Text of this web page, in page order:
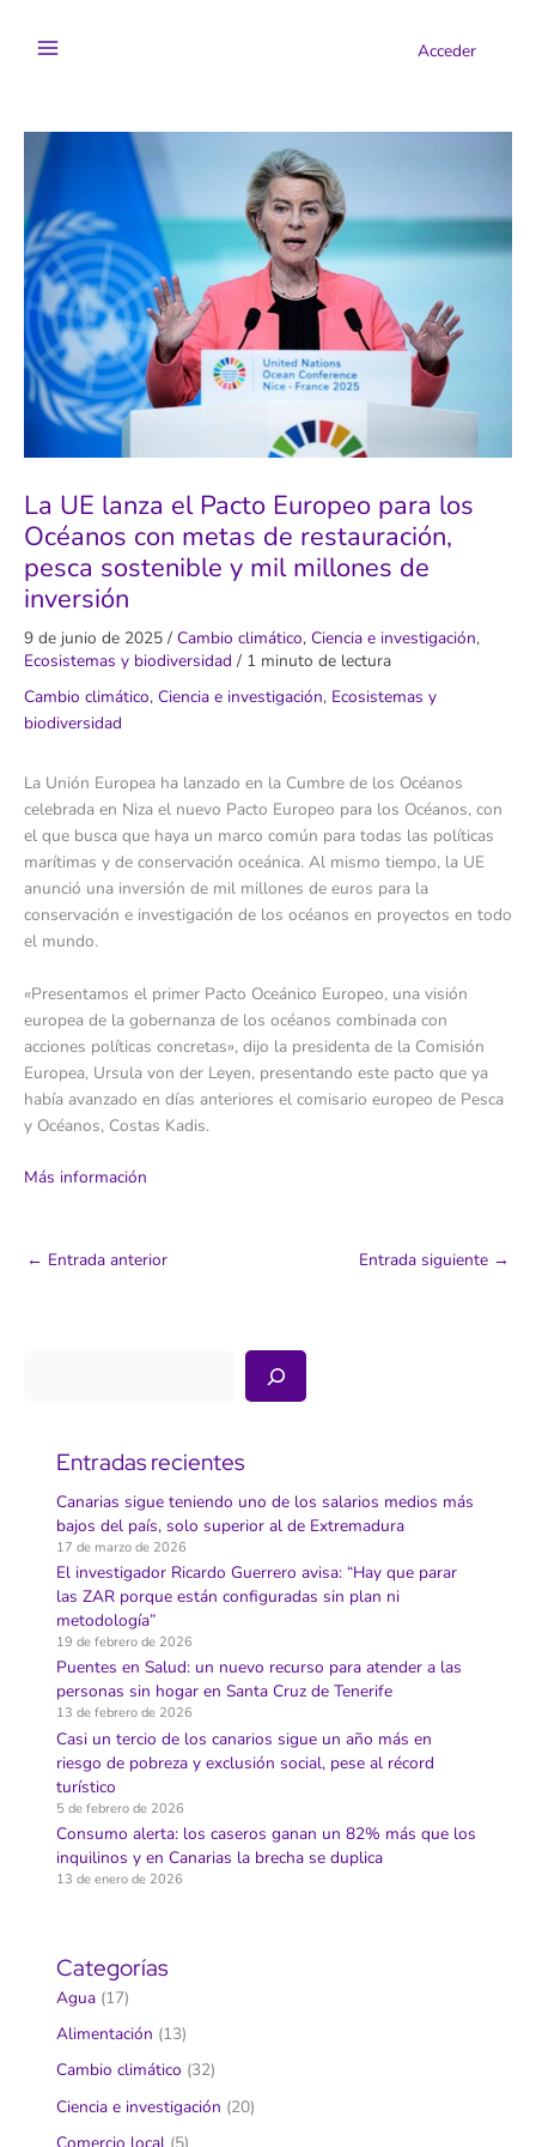
Acceder
La UE lanza el Pacto Europeo para los
Océanos con metas de restauración,
pesca sostenible y mil millones de
inversión
9 de junio de 2025 / Cambio climático, Ciencia e investigación,
Ecosistemas y biodiversidad / 1 minuto de lectura
Cambio climático, Ciencia e investigación, Ecosistemas y
biodiversidad
La Unión Europea ha lanzado en la Cumbre de los Océanos
celebrada en Niza el nuevo Pacto Europeo para los Océanos, con
el que busca que haya un marco común para todas las políticas
marítimas y de conservación oceánica. Al mismo tiempo, la UE
anunció una inversión de mil millones de euros para la
conservación e investigación de los océanos en proyectos en todo
el mundo.
«Presentamos el primer Pacto Oceánico Europeo, una visión
europea de la gobernanza de los océanos combinada con
acciones políticas concretas», dijo la presidenta de la Comisión
Europea, Ursula von der Leyen, presentando este pacto que ya
había avanzado en días anteriores el comisario europeo de Pesca
y Océanos, Costas Kadis.
Más información
← Entrada anterior Entrada siguiente →
Entradas recientes
Canarias sigue teniendo uno de los salarios medios más
bajos del país, solo superior al de Extremadura
17 de marzo de 2026
El investigador Ricardo Guerrero avisa: “Hay que parar
las ZAR porque están configuradas sin plan ni
metodología”
19 de febrero de 2026
Puentes en Salud: un nuevo recurso para atender a las
personas sin hogar en Santa Cruz de Tenerife
13 de febrero de 2026
Casi un tercio de los canarios sigue un año más en
riesgo de pobreza y exclusión social, pese al récord
turístico
5 de febrero de 2026
Consumo alerta: los caseros ganan un 82% más que los
inquilinos y en Canarias la brecha se duplica
13 de enero de 2026
Categorías
Agua (17)
Alimentación (13)
Cambio climático (32)
Ciencia e investigación (20)